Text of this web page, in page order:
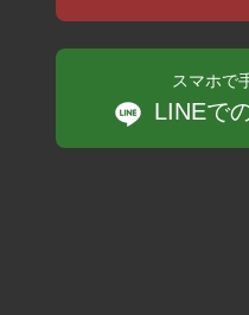
スマホで
LINEで